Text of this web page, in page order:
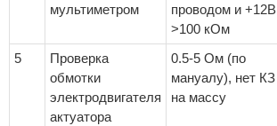
мультиметром
проводом и +12В
>100 кОм
5
Проверка
обмотки
электродвигателя
актуатора
0.5-5 Ом (по
мануалу), нет КЗ
на массу